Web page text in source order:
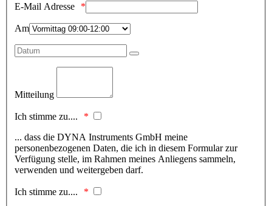
E-Mail Adresse
Am
Mitteilung
Ich stimme zu....
... dass die DYNA Instruments GmbH meine
personenbezogenen Daten, die ich in diesem Formular zur
Verfügung stelle, im Rahmen meines Anliegens sammeln,
verwenden und weitergeben darf.
Ich stimme zu....